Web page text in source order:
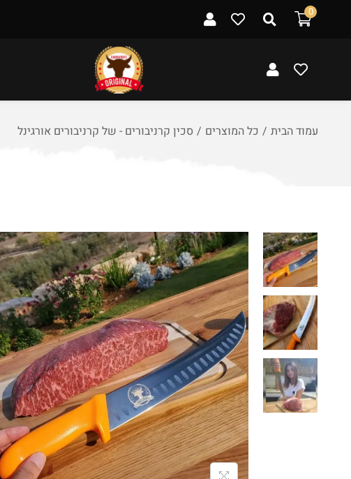
0
עמוד הבית / כל המוצרים / סכין קרניבורים - של קרניבורים אורגינל